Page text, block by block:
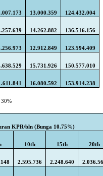
13.000.359 124.432.004
14.262.882 136.516.156
12.912.849 123.594.409
15.731.926 150.577.010
16.080.592 153.914.238
30%
KPR/bln (Bunga 10.75%)
10th 15th 20th
2.595.736 2.248.640